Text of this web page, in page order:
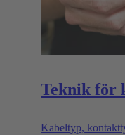
Teknik för
Kabeltyp,